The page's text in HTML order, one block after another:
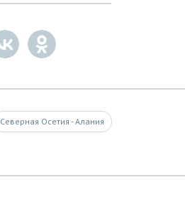
Северная Осетия - Алания